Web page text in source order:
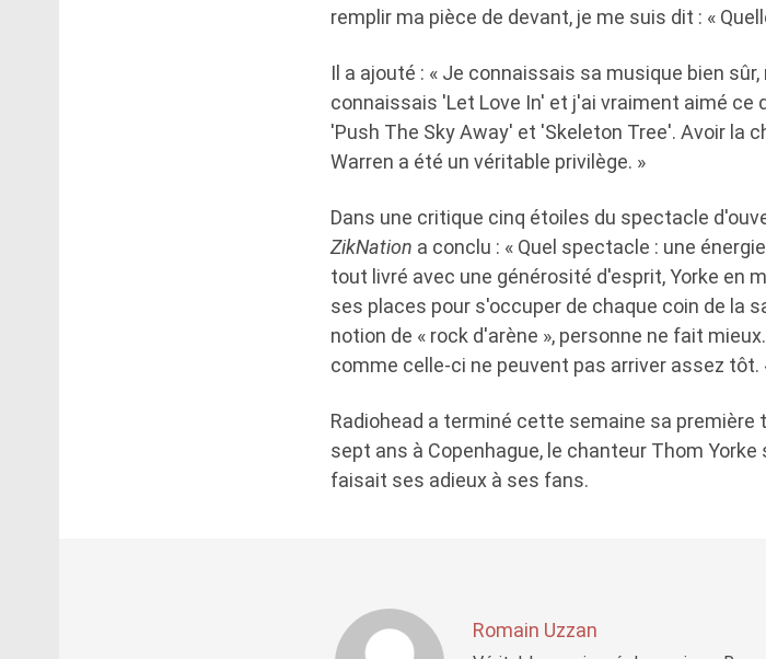
remplir ma pièce de devant, je me suis dit : «
Il a ajouté : « Je connaissais sa musique bien
connaissais 'Let Love In' et j'ai vraiment aimé ce
'Push The Sky Away' et 'Skeleton Tree'. Avoir la
Warren a été un véritable privilège. »
Dans une critique cinq étoiles du spectacle
ZikNation a conclu : « Quel spectacle : une
tout livré avec une générosité d'esprit, Yorke en
ses places pour s'occuper de chaque coin de la
notion de « rock d'arène », personne ne fait
comme celle-ci ne peuvent pas arriver assez tôt.
Radiohead a terminé cette semaine sa première
sept ans à Copenhague, le chanteur Thom
faisait ses adieux à ses fans.
Romain Uzzan